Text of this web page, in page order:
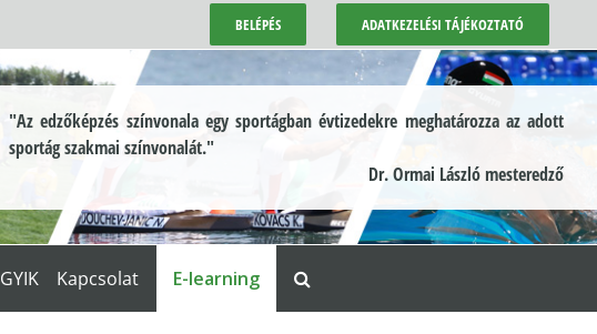
BELÉPÉS ADATKEZELÉSI TÁJÉKOZTATÓ
"Az edzőképzés színvonala egy sportágban évtizedekre meghatározza az adott
sportág szakmai színvonalát."
Dr. Ormai László mesteredző
GYIK Kapcsolat E-learning